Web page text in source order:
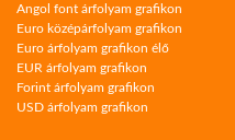
Angol font árfolyam grafikon
Euro középárfolyam grafikon
Euro árfolyam grafikon élő
EUR árfolyam grafikon
Forint árfolyam grafikon
USD árfolyam grafikon